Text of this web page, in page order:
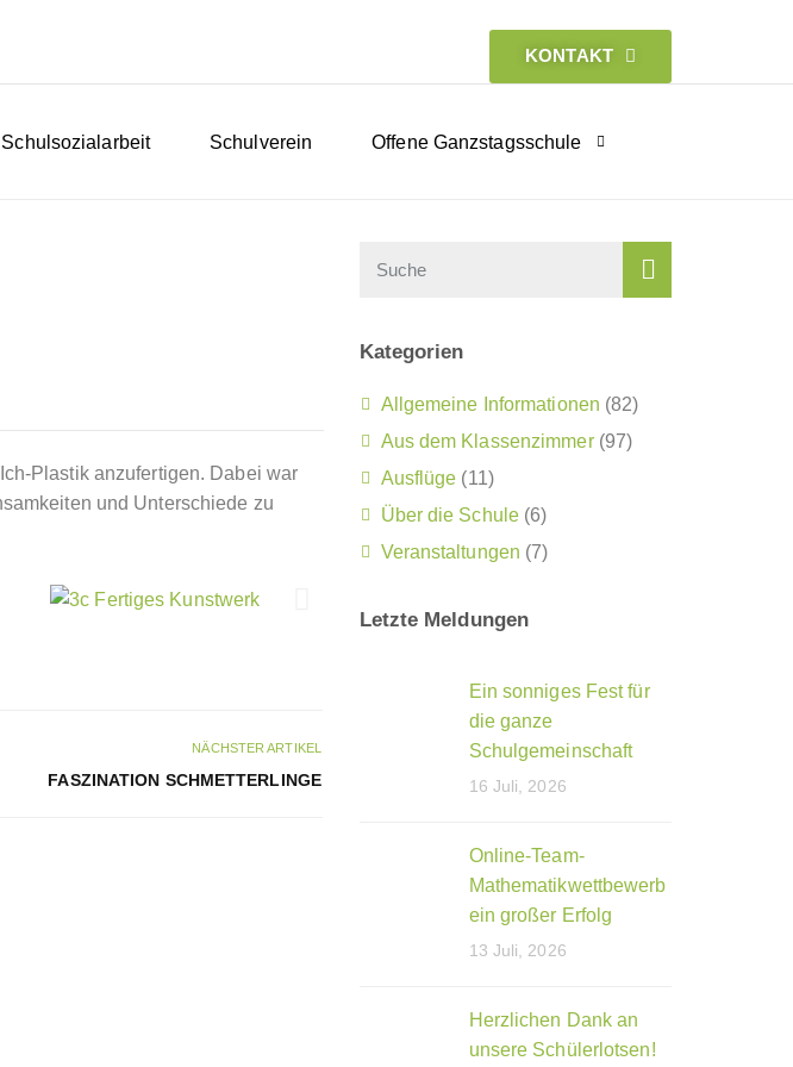
KONTAKT
Schulsozialarbeit Schulverein Offene Ganzstagsschule
Plastik anzufertigen. Dabei war
und Unterschiede zu
NÄCHSTER ARTIKEL
FASZINATION SCHMETTERLINGE
Kategorien
Allgemeine Informationen (82)
Aus dem Klassenzimmer(97)
Ausflüge (11)
Über die Schule (6)
Veranstaltungen (7)
Letzte Meldungen
Ein sonniges Fest für
die ganze
Schulgemeinschaft
16 Juli, 2026
Online-Team-
Mathematikwettbewerb
ein großer Erfolg
13 Juli, 2026
Herzlichen Dank an
unsere Schülerlotsen!